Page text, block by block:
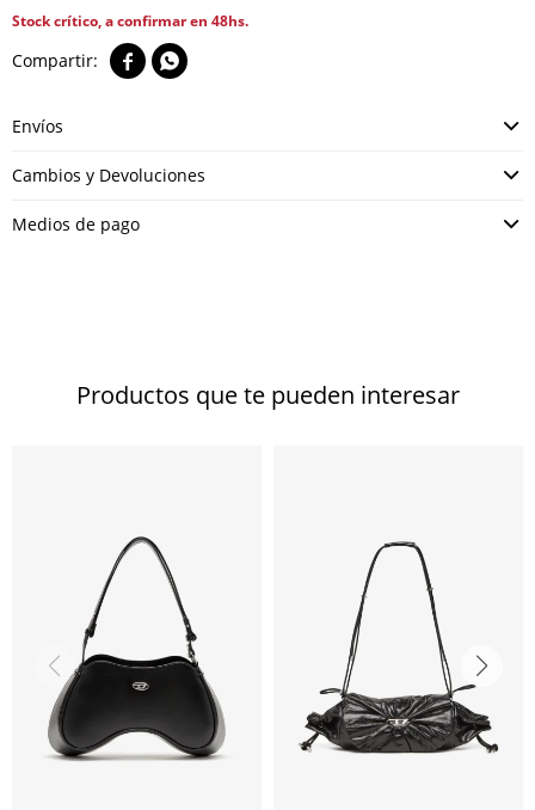
Stock crítico, a confirmar en 48hs.
 
Envíos
Cambios y Devoluciones
Medios de pago
Productos que te pueden interesar